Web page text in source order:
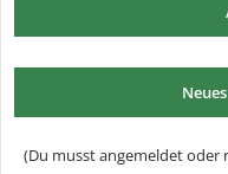
(Du musst angemeldet oder